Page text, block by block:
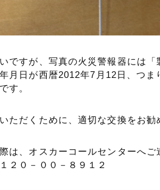
ですが、写真の火災警報器には
月日が西暦2012年7月12日、つ
す。
ただくために、適切な交換をお勧
は、オスカーコールセンターへご
２０－００－８９１２